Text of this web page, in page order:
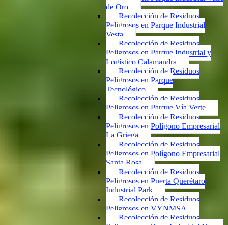
de Oro
Recolección de Residuos
Peligrosos en Parque Industrial
Vesta
Recolección de Residuos
Peligrosos en Parque Industrial y
Logístico Calamandra
Recolección de Residuos
Peligrosos en Parque
Tecnológico
Recolección de Residuos
Peligrosos en Parque Vía Verte
Recolección de Residuos
Peligrosos en Polígono Empresarial
La Griega
Recolección de Residuos
Peligrosos en Polígono Empresarial
Santa Rosa
Recolección de Residuos
Peligrosos en Puerta Querétaro
Industrial Park
Recolección de Residuos
Peligrosos en VYNMSA
Recolección de Residuos